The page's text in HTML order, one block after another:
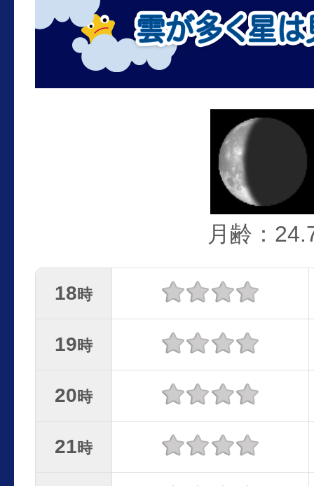
月齢：
18時
19時
20時
21時